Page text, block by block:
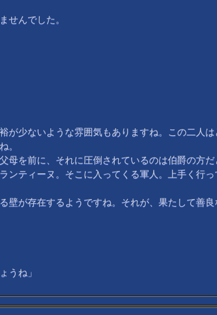
せんでした。
少ないような雰囲気もありますね。この二人
。
を前に、それに圧倒されているのは伯爵の方だ
ティーヌ。そこに入ってくる軍人。上手く行
が存在するようですね。それが、果たして善
うね」